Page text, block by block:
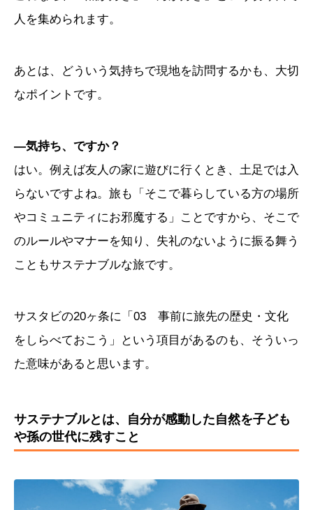
人を集められます。
あとは、どういう気持ちで現地を訪問するかも、大切
なポイントです。
―気持ち、ですか？
はい。例えば友人の家に遊びに行くとき、土足では入
らないですよね。旅も「そこで暮らしている方の場所
やコミュニティにお邪魔する」ことですから、そこで
のルールやマナーを知り、失礼のないように振る舞う
こともサステナブルな旅です。
サスタビの20ヶ条に「03 事前に旅先の歴史・文化
をしらべておこう」という項目があるのも、そういっ
た意味があると思います。
サステナブルとは、自分が感動した自然を子ども
や孫の世代に残すこと